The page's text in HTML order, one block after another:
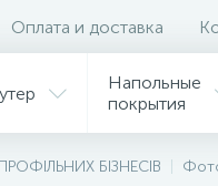
Оплата и доставка
Напольные
покрытия
БІЗНЕСІВ